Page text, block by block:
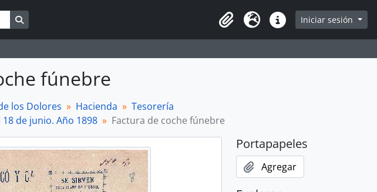
Search in browse page
Portapapeles
Idioma Enlaces rápidos
Iniciar sesión
fúnebre
los Dolores Hacienda
Tesorería
de junio. Año 1898
Factura de coche fúnebre
Portapapeles
Agregar